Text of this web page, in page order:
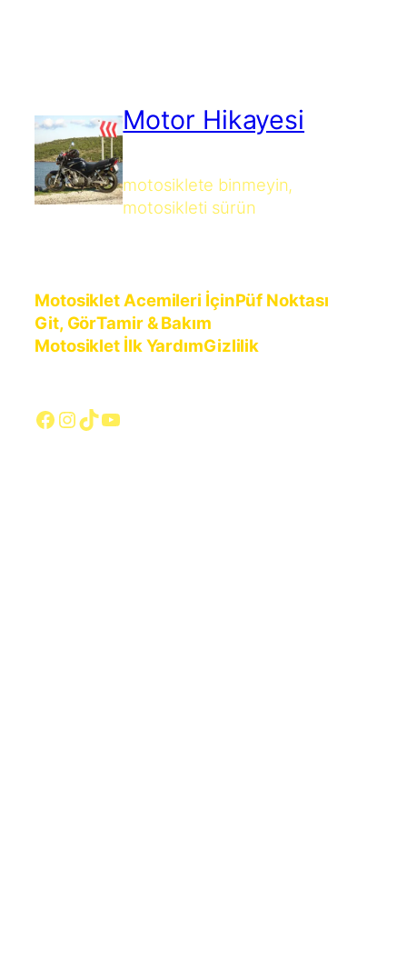
Motor Hikayesi
motosiklete binmeyin,
motosikleti sürün
Motosiklet Acemileri İçinPüf Noktası
Git, GörTamir & Bakım
Motosiklet İlk YardımGizlilik
Facebook
Instagram
TikTok
YouTube